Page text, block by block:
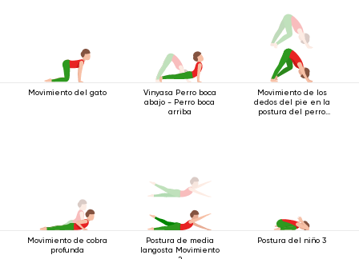
Movimiento del gato
Vinyasa Perro boca
abajo - Perro boca
arriba
Movimiento de los
dedos del pie en la
postura del perro
Movimiento de cobra
profunda
Postura de media
langosta Movimiento
Postura del niño 3